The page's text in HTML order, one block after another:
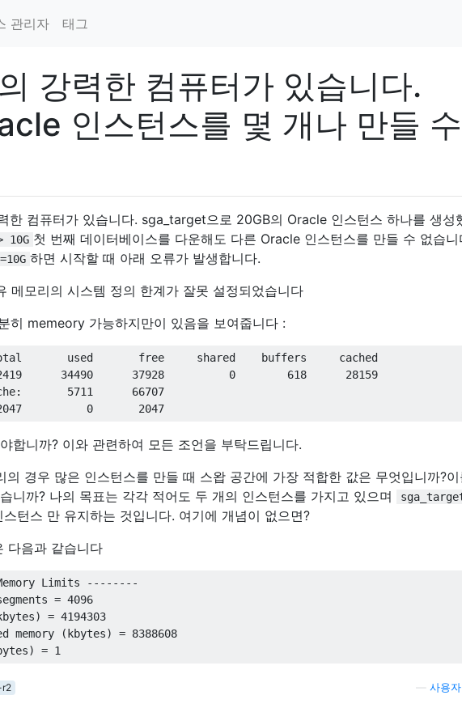
관리자 태그
강력한 컴퓨터가 있습니다.
인스턴스를 몇 개나 만들 수
한 컴퓨터가 있습니다. sga_target으로 20GB의 Oracle 인스턴스 하나를 생성
10G 첫 번째 데이터베이스를 다운해도 다른 Oracle 인스턴스를 만들 수 없습니
하면 시작할 때 아래 오류가 발생합니다.
메모리의 시스템 정의 한계가 잘못 설정되었습니다
히 memeory 가능하지만이 있음을 보여줍니다 :
used       free     shared    buffers     cached
34490 37928 0 618
28159
: 5711
66707
0 2047
합니까? 이와 관련하여 모든 조언을 부탁드립니다.
의 경우 많은 인스턴스를 만들 때 스왑 공간에 가장 적합한 값은 무엇입니까?이
니까? 나의 목표는 각각 적어도 두 개의 인스턴스를 가지고 있으며
턴스 만 유지하는 것입니다. 여기에 개념이 없으면?
다음과 같습니다
Limits --------
= 4096
) = 4194303
memory
(kbytes) = 8388608
) = 1
r2
사용